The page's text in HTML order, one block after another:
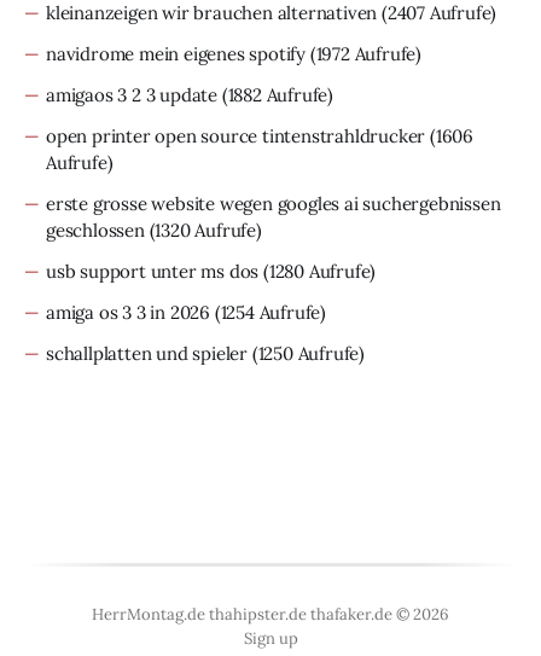
kleinanzeigen wir brauchen alternativen (2407 Aufrufe)
navidrome mein eigenes spotify (1972 Aufrufe)
amigaos 3 2 3 update (1882 Aufrufe)
open printer open source tintenstrahldrucker (1606
Aufrufe)
erste grosse website wegen googles ai suchergebnissen
geschlossen(1320 Aufrufe)
usb support unter ms dos (1280 Aufrufe)
amiga os 3 3 in 2026 (1254 Aufrufe)
schallplatten und spieler (1250 Aufrufe)
HerrMontag.de thahipster.de thafaker.de © 2026
Sign up